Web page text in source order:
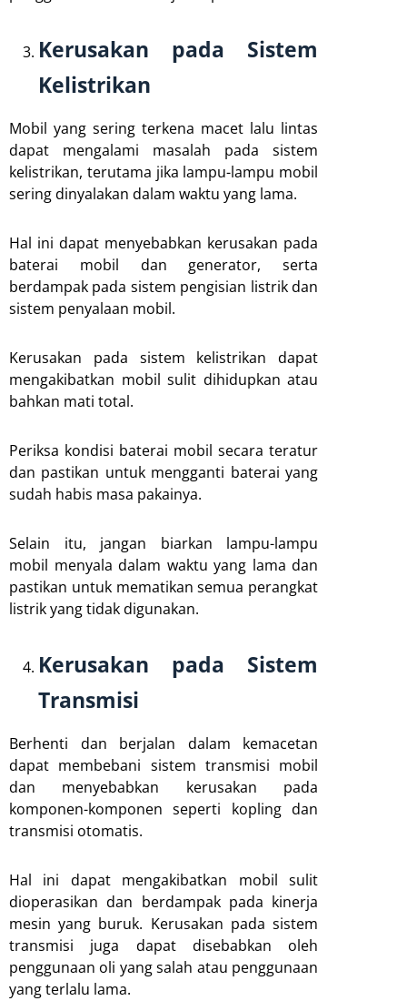
Kerusakan pada Sistem
Kelistrikan
Mobil yang sering terkena macet lalu lintas
dapat mengalami masalah pada sistem
kelistrikan, terutama jika lampu-lampu mobil
sering dinyalakan dalam waktu yang lama.
Hal ini dapat menyebabkan kerusakan pada
baterai mobil dan generator, serta
berdampak pada sistem pengisian listrik dan
sistem penyalaan mobil.
Kerusakan pada sistem kelistrikan dapat
mengakibatkan mobil sulit dihidupkan atau
bahkan mati total.
Periksa kondisi baterai mobil secara teratur
dan pastikan untuk mengganti baterai yang
sudah habis masa pakainya.
Selain itu, jangan biarkan lampu-lampu
mobil menyala dalam waktu yang lama dan
pastikan untuk mematikan semua perangkat
listrik yang tidak digunakan.
Kerusakan pada Sistem
Transmisi
Berhenti dan berjalan dalam kemacetan
dapat membebani sistem transmisi mobil
dan menyebabkan kerusakan pada
komponen-komponen seperti kopling dan
transmisi otomatis.
Hal ini dapat mengakibatkan mobil sulit
dioperasikan dan berdampak pada kinerja
mesin yang buruk. Kerusakan pada sistem
transmisi juga dapat disebabkan oleh
penggunaan oli yang salah atau penggunaan
yang terlalu lama.